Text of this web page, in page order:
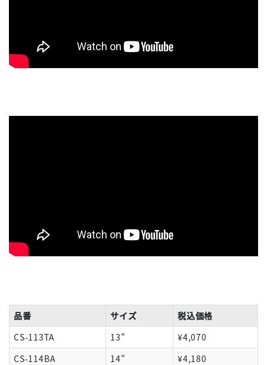
品番 サイズ
税込価格
CS-113TA
13"
¥4,070
CS-114BA
14" ¥4,180